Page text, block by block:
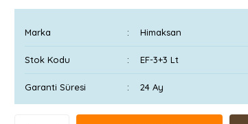
Marka Himaksan
Stok Kodu EF-3+3 Lt
Garanti Süresi 24 Ay